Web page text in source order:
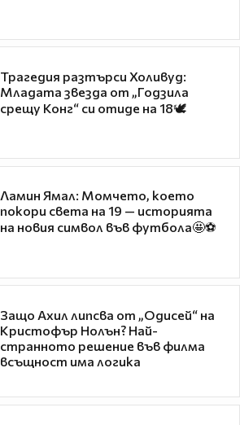
Трагедия разтърси Холивуд:
Младата звезда от „Годзила
срещу Конг“ си отиде на 18🕊️
Ламин Ямал: Момчето, което
покори света на 19 — историята
на новия символ във футбола🤩⚽
Защо Ахил липсва от „Одисей“ на
Кристофър Нолън? Най-
странното решение във филма
всъщност има логика